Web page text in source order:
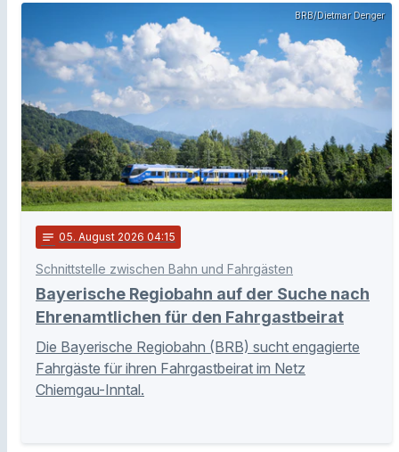
BRB/Dietmar Denger
notes 05. August 2026 04:15
Schnittstelle zwischen Bahn und Fahrgästen
Bayerische Regiobahn auf der Suche nach
Ehrenamtlichen für den Fahrgastbeirat
Die Bayerische Regiobahn (BRB) sucht engagierte
Fahrgäste für ihren Fahrgastbeirat im Netz
Chiemgau-Inntal.